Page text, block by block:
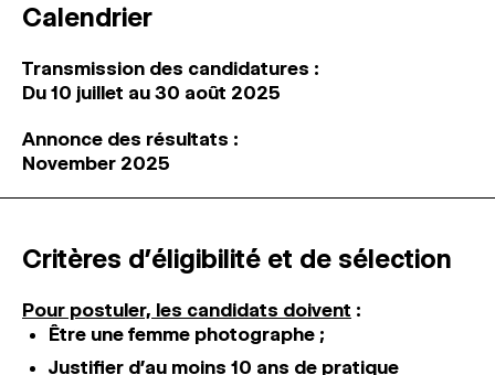
Calendrier
Transmission des candidatures :
Du 10 juillet au 30 août 2025
Annonce des résultats :
November 2025
Critères d’éligibilité et de sélection
Pour postuler, les candidats doivent :
Être une femme photographe ;
Justifier d’au moins 10 ans de pratique